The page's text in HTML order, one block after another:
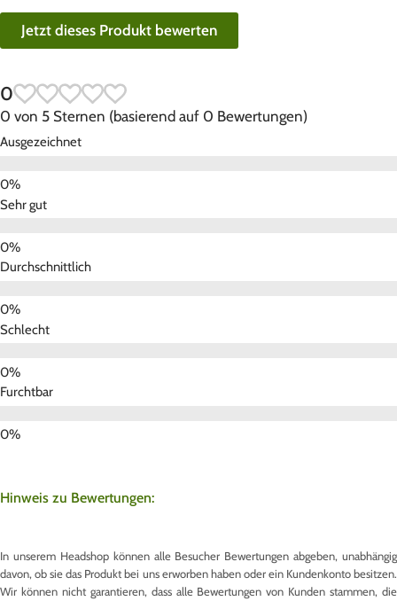
Jetzt dieses Produkt bewerten
0
0 von 5 Sternen (basierend auf 0 Bewertungen)
Ausgezeichnet
Sehr gut
Durchschnittlich
Schlecht
Furchtbar
Hinweis zu Bewertungen:
In unserem Headshop können alle Besucher Bewertungen abgeben, unabhängig
davon, ob sie das Produkt bei uns erworben haben oder ein Kundenkonto besitzen.
Wir können nicht garantieren, dass alle Bewertungen von Kunden stammen, die